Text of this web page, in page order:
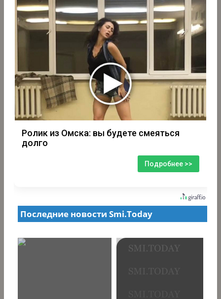
Ролик из Омска: вы будете смеяться
долго
Подробнее >>